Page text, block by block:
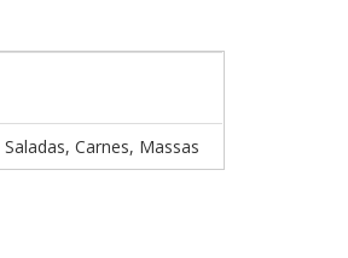
Saladas, Carnes, Massas